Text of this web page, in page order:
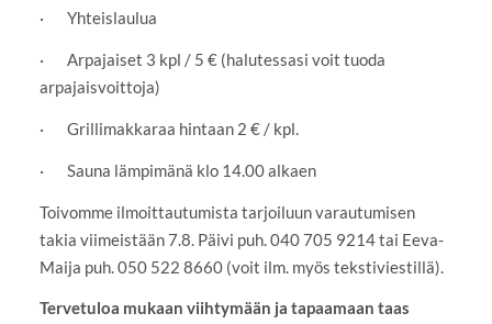
· Yhteislaulua
· Arpajaiset 3 kpl / 5 € (halutessasi voit tuoda
arpajaisvoittoja)
· Grillimakkaraa hintaan 2 € / kpl.
· Sauna lämpimänä klo 14.00 alkaen
Toivomme ilmoittautumista tarjoiluun varautumisen
takia viimeistään 7.8. Päivi puh. 040 705 9214 tai Eeva-
Maija puh. 050 522 8660 (voit ilm. myös tekstiviestillä).
Tervetuloa mukaan viihtymään ja tapaamaan taas